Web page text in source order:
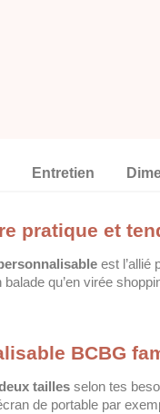
Entretien
pratique et
est l’allié
qu’en virée
BCBG
tailles selon tes
de portable par